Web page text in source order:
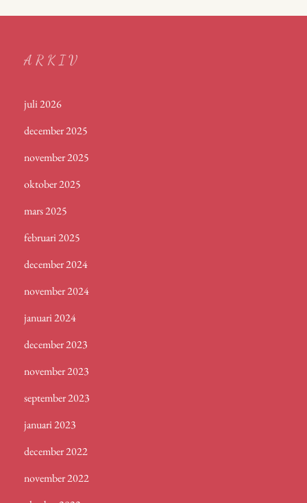
ARKIV
juli 2026
december 2025
november 2025
oktober 2025
mars 2025
februari 2025
december 2024
november 2024
januari 2024
december 2023
november 2023
september 2023
januari 2023
december 2022
november 2022